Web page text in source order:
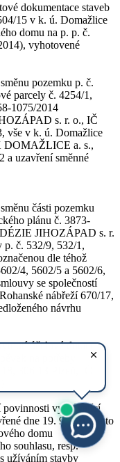
dokumentace staveb
15 v k. ú. Domažlice
domu na p. p. č.
vyhotovené
pozemku p. č.
parcely č. 4254/1,
1075/2014
s. r. o., IČ
vše v k. ú. Domažlice
DOMAŽLICE a. s.,
a uzavření směnné
části pozemku
plánu č. 3873-
JIHOZÁPAD s. r.
p. č. 532/9, 532/1,
dle téhož
4, 5602/5 a 5602/6,
se společností
nábřeží 670/17,
návrhu
účelové dotace
povinnosti vyplývající
dne 19. 9. 2012, a to
domu
souhlasu, resp.
užíváním stavby